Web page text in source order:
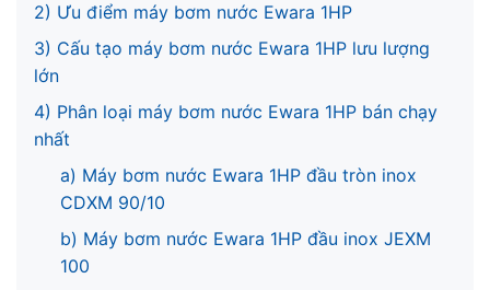
2) Ưu điểm máy bơm nước Ewara 1HP
3) Cấu tạo máy bơm nước Ewara 1HP lưu lượng
lớn
4) Phân loại máy bơm nước Ewara 1HP bán chạy
nhất
a) Máy bơm nước Ewara 1HP đầu tròn inox
CDXM 90/10
b) Máy bơm nước Ewara 1HP đầu inox JEXM
100